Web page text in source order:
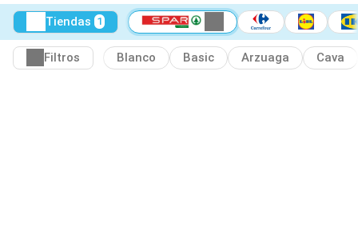
Tiendas 1
Filtros Blanco Basic Arzuaga Cava